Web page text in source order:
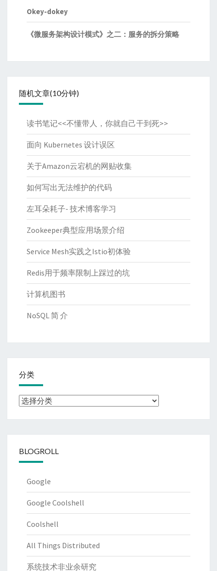
Okey-dokey
《微服务架构设计模式》之二：服务的拆分策略
随机文章(10分钟)
读书笔记<<不懂带人，你就自己干到死>>
面向 Kubernetes 设计误区
关于Amazon云宕机的网贴收集
如何写出无法维护的代码
左耳朵耗子- 技术博客学习
Zookeeper典型应用场景介绍
Service Mesh实践之Istio初体验
Redis用于频率限制上踩过的坑
计算机图书
NoSQL 简 介
分类
分
BLOGROLL
Google
Google Coolshell
Coolshell
All Things Distributed
系统技术非业余研究